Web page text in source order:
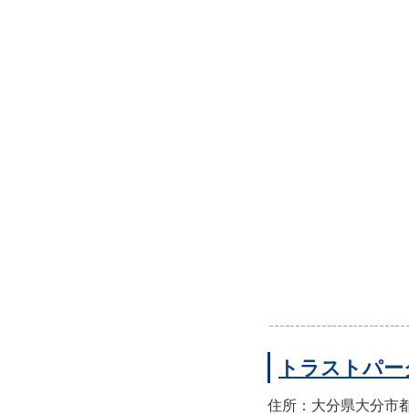
トラストパ
住所：大分県大分市